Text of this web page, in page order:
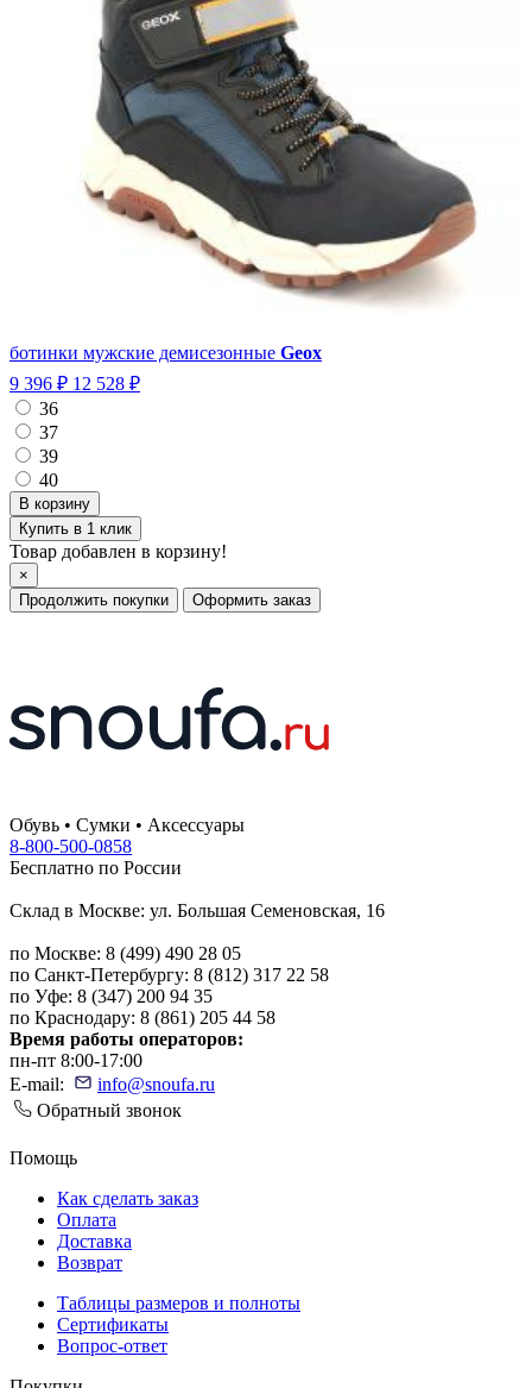
ботинки мужские демисезонные Geox
9 396 ₽ 12 528 ₽
36
37
39
40
Купить в 1 клик
Товар добавлен в корзину!
×
Продолжить покупки
Оформить заказ
Обувь • Сумки • Аксессуары
8-800-500-0858
Бесплатно по России
Склад в Москве: ул. Большая Семеновская, 16
по Москве: 8 (499) 490 28 05
по Санкт-Петербургу: 8 (812) 317 22 58
по Уфе: 8 (347) 200 94 35
по Краснодару: 8 (861) 205 44 58
Время работы операторов:
пн-пт 8:00-17:00
E-mail:
info@snoufa.ru
Обратный звонок
Помощь
Как сделать заказ
Оплата
Доставка
Возврат
Таблицы размеров и полноты
Сертификаты
Вопрос-ответ